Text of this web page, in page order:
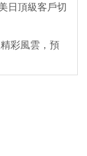
日頂級客戶切
彩風雲，預